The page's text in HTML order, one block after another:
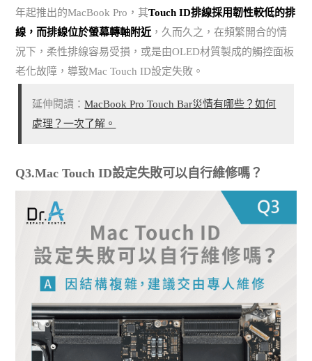
年起推出的MacBook Pro，其Touch ID排線採用韌性較低的排
線，而排線位於螢幕轉軸附近 ，久而久之，在頻繁開合的情
況下，柔性排線容易受損，或是由OLED材質製成的觸控面板
老化故障，導致Mac Touch ID設定失敗。
延伸閱讀：MacBook Pro Touch Bar災情有哪些？如何
處理？一次了解。
Q3.Mac Touch ID設定失敗可以自行維修嗎？